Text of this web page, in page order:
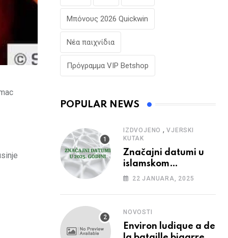
Μπόνους 2026 Quickwin
Νέα παιχνίδια
Πρόγραμμα VIP Betshop
POPULAR NEWS
IZDVOJENO ,VJERSKI
KUTAK
Značajni datumi u
islamskom
kalendaru u 2025.
22 JANUARA, 2025
NOVOSTI
Environ ludique a de